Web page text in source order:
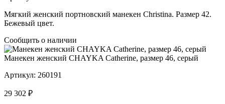
Мягкий женский портновский манекен Christina. Размер 42.
Бежевый цвет.
Сообщить о наличии
Манекен женский CHAYKA Catherine, размер 46, cерый
Артикул: 260191
29 302 ₽